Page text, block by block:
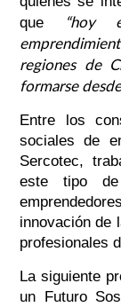
que
“hoy
regiones de
formarse
Entre los
sociales de
Sercotec,
este tipo de
innovación de
profesionales
La siguiente
un Futuro